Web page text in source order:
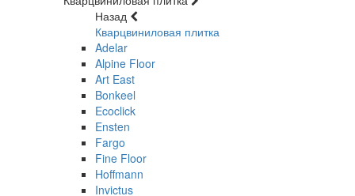
Назад
Кварцвиниловая плитка
Adelar
Alpine Floor
Art East
Bonkeel
Ecoclick
Ensten
Fargo
Fine Floor
Hoffmann
Invictus